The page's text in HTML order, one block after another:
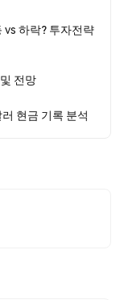
vs 하락? 투자전략
전망
현금 기록 분석